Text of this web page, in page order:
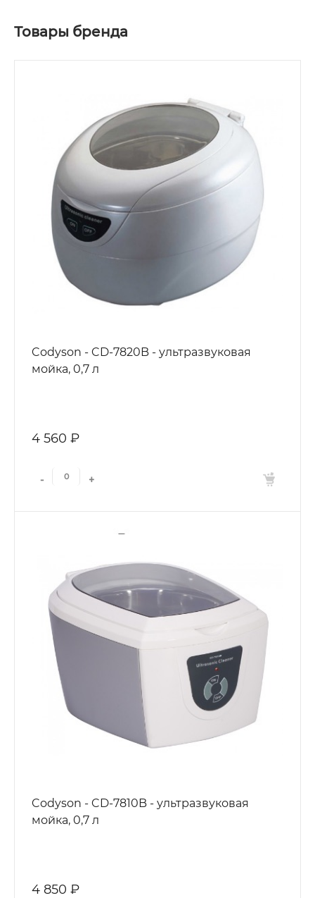
Товары бренда
Codyson - CD-7820B - ультразвуковая
мойка, 0,7 л
4 560 ₽
- +
Codyson - CD-7810B - ультразвуковая
мойка, 0,7 л
4 850 ₽